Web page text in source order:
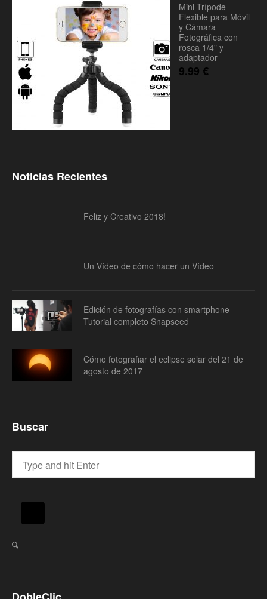
Mini Trípode
Flexible para Móvil
y Cámara
Fotográfica con
rosca 1/4" y
adaptador
9.99 €
Noticias Recientes
Feliz y Creativo 2018!
Un Vídeo de cómo hacer un Vídeo
Edición de fotografías con smartphone –
Tutorial completo Snapseed
Cómo fotografiar el eclipse solar del 21 de
agosto de 2017
Buscar